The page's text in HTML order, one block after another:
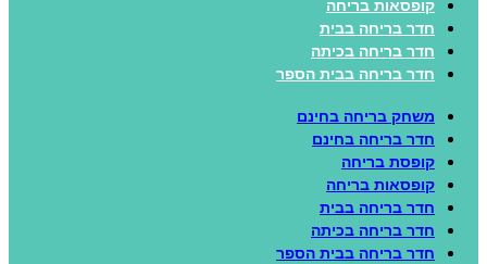
קופסאות בריחה
חדר בריחה בבית
חדר בריחה בכיתה
חדר בריחה בבית הספר
משחק בריחה בחינם
חדר בריחה בחינם
קופסת בריחה
קופסאות בריחה
חדר בריחה בבית
חדר בריחה בכיתה
חדר בריחה בבית הספר